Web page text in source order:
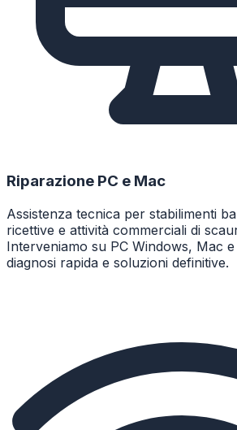
Riparazione PC e Mac
Assistenza tecnica per stabilimenti
ricettive e attività commerciali di
Interveniamo su PC Windows, Mac
diagnosi rapida e soluzioni definitive.